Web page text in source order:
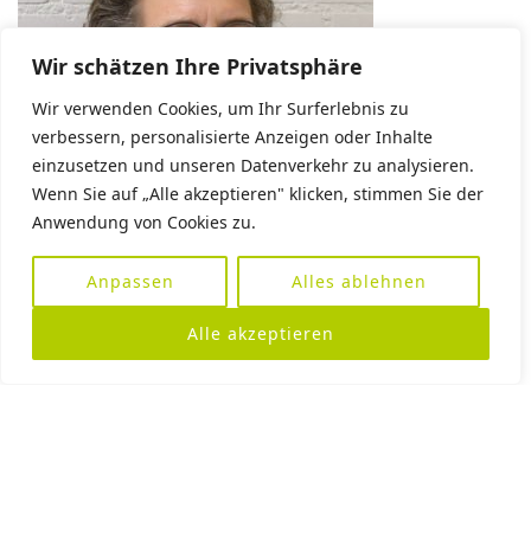
Wir schätzen Ihre Privatsphäre
Wir verwenden Cookies, um Ihr Surferlebnis zu
verbessern, personalisierte Anzeigen oder Inhalte
einzusetzen und unseren Datenverkehr zu analysieren.
Wenn Sie auf „Alle akzeptieren" klicken, stimmen Sie der
Anwendung von Cookies zu.
Anpassen Alles ablehnen
Alle akzeptieren
Isabelle Bohnert